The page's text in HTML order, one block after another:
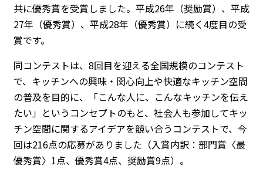
共に優秀賞を受賞しました。平成26年（奨励賞）、平成
27年（優秀賞）、平成28年（優秀賞）に続く4度目の受
賞です。
同コンテストは、8回目を迎える全国規模のコンテスト
で、キッチンへの興味・関心向上や快適なキッチン空間
の普及を目的に、「こんな人に、こんなキッチンを伝え
たい」というコンセプトのもと、社会人も参加してキッ
チン空間に関するアイデアを競い合うコンテストで、今
回は216点の応募がありました（入賞内訳：部門賞〈最
優秀賞〉1点、優秀賞4点、奨励賞9点）。